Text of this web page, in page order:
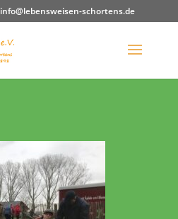
info@lebensweisen-schortens.de